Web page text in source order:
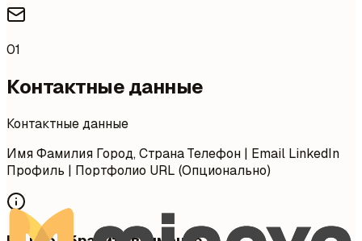
01
Контактные данные
Контактные данные
Имя Фамилия Город, Страна Телефон | Email LinkedIn
Профиль | Портфолио URL (Опционально)